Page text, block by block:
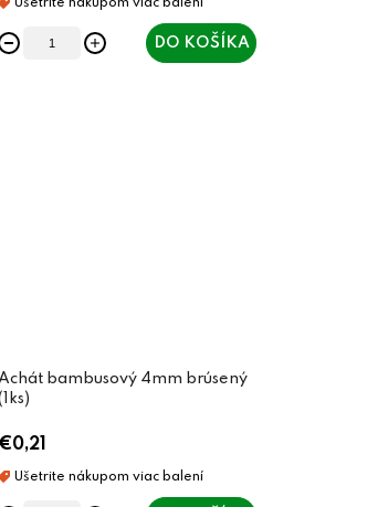
DO KOŠÍKA
Achát bambusový 4mm brúsený
€0,21